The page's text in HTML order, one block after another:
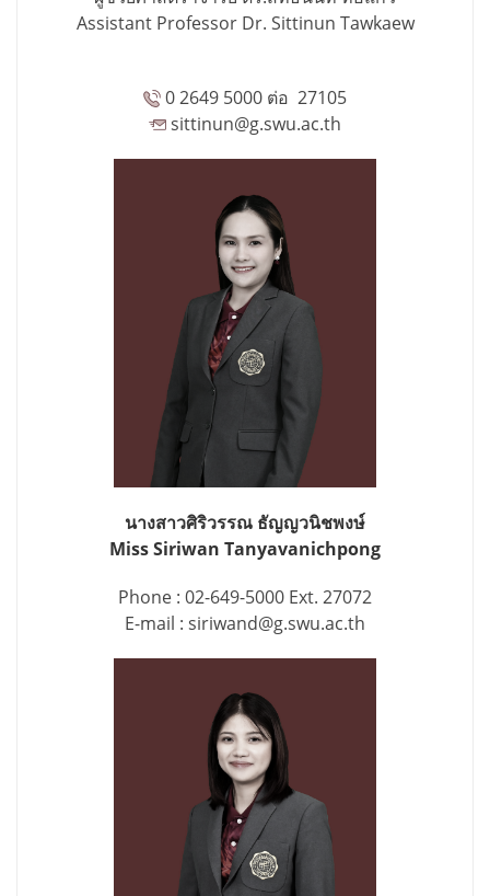
Assistant Professor Dr. Sittinun Tawkaew
0 2649 5000 ต่อ 27105
sittinun@g.swu.ac.th
นางสาวศิริวรรณ ธัญญวนิชพงษ์
Miss Siriwan Tanyavanichpong
Phone : 02-649-5000 Ext. 27072
E-mail : siriwand@g.swu.ac.th